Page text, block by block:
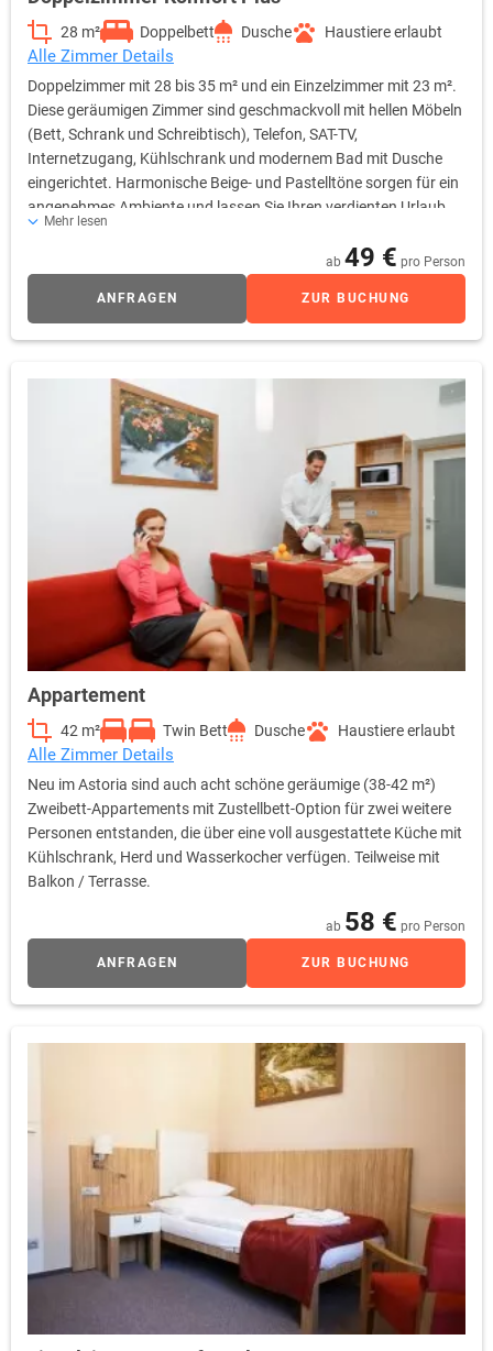
28 m² Doppelbett Dusche Haustiere erlaubt
Alle Zimmer Details
Doppelzimmer mit 28 bis 35 m² und ein Einzelzimmer mit 23 m².
Diese geräumigen Zimmer sind geschmackvoll mit hellen Möbeln
(Bett, Schrank und Schreibtisch), Telefon, SAT-TV,
Internetzugang, Kühlschrank und modernem Bad mit Dusche
eingerichtet. Harmonische Beige- und Pastelltöne sorgen für ein
angenehmes Ambiente und lassen Sie Ihren verdienten Urlaub
genießen.
Mehr lesen
ab 49 € pro Person
ANFRAGEN ZUR BUCHUNG
Appartement
42 m² Twin Bett Dusche Haustiere erlaubt
Alle Zimmer Details
Neu im Astoria sind auch acht schöne geräumige (38-42 m²)
Zweibett-Appartements mit Zustellbett-Option für zwei weitere
Personen entstanden, die über eine voll ausgestattete Küche mit
Kühlschrank, Herd und Wasserkocher verfügen. Teilweise mit
Balkon / Terrasse.
ab 58 € pro Person
ANFRAGEN ZUR BUCHUNG